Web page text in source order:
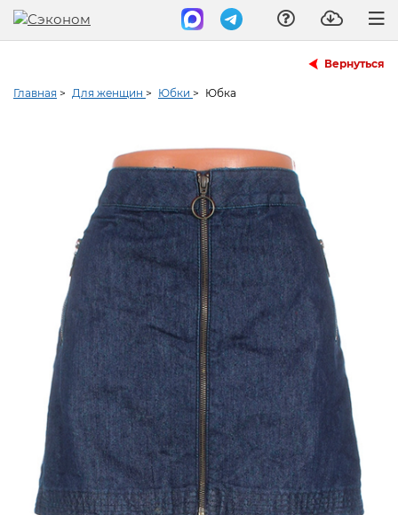
Вернуться
Главная > Для женщин > Юбки > Юбка